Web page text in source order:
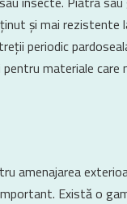
și mai rezistente
periodic
materiale care
amenajarea
Există o